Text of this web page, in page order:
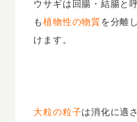
ウサギは回腸・結腸と
も植物性の物質を分離し
けます。
大粒の粒子は消化に適